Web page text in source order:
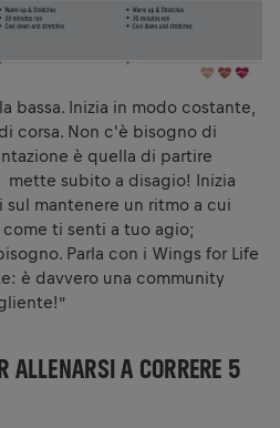
bassa. Inizia in modo costante,
corsa. Non c'è bisogno di
è quella di partire
subito a disagio! Inizia
mantenere un ritmo a cui
ti senti a tuo agio;
Parla con i Wings for Life
è davvero una community
ALLENARSI A CORRERE 5